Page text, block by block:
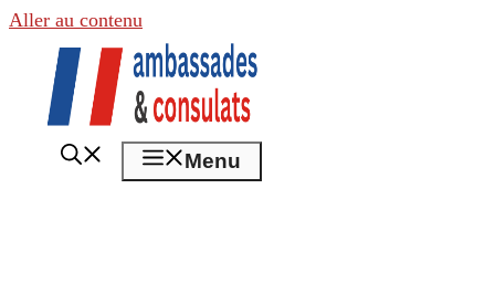
Aller au contenu
Menu